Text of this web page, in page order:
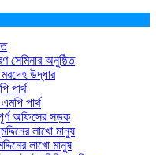
সেমিনার অনুষ্ঠিত
উদ্ধার
পার্থ
পার্থ
অফিসের সড়ক
লাখো মানুষ
লাখো মানুষ